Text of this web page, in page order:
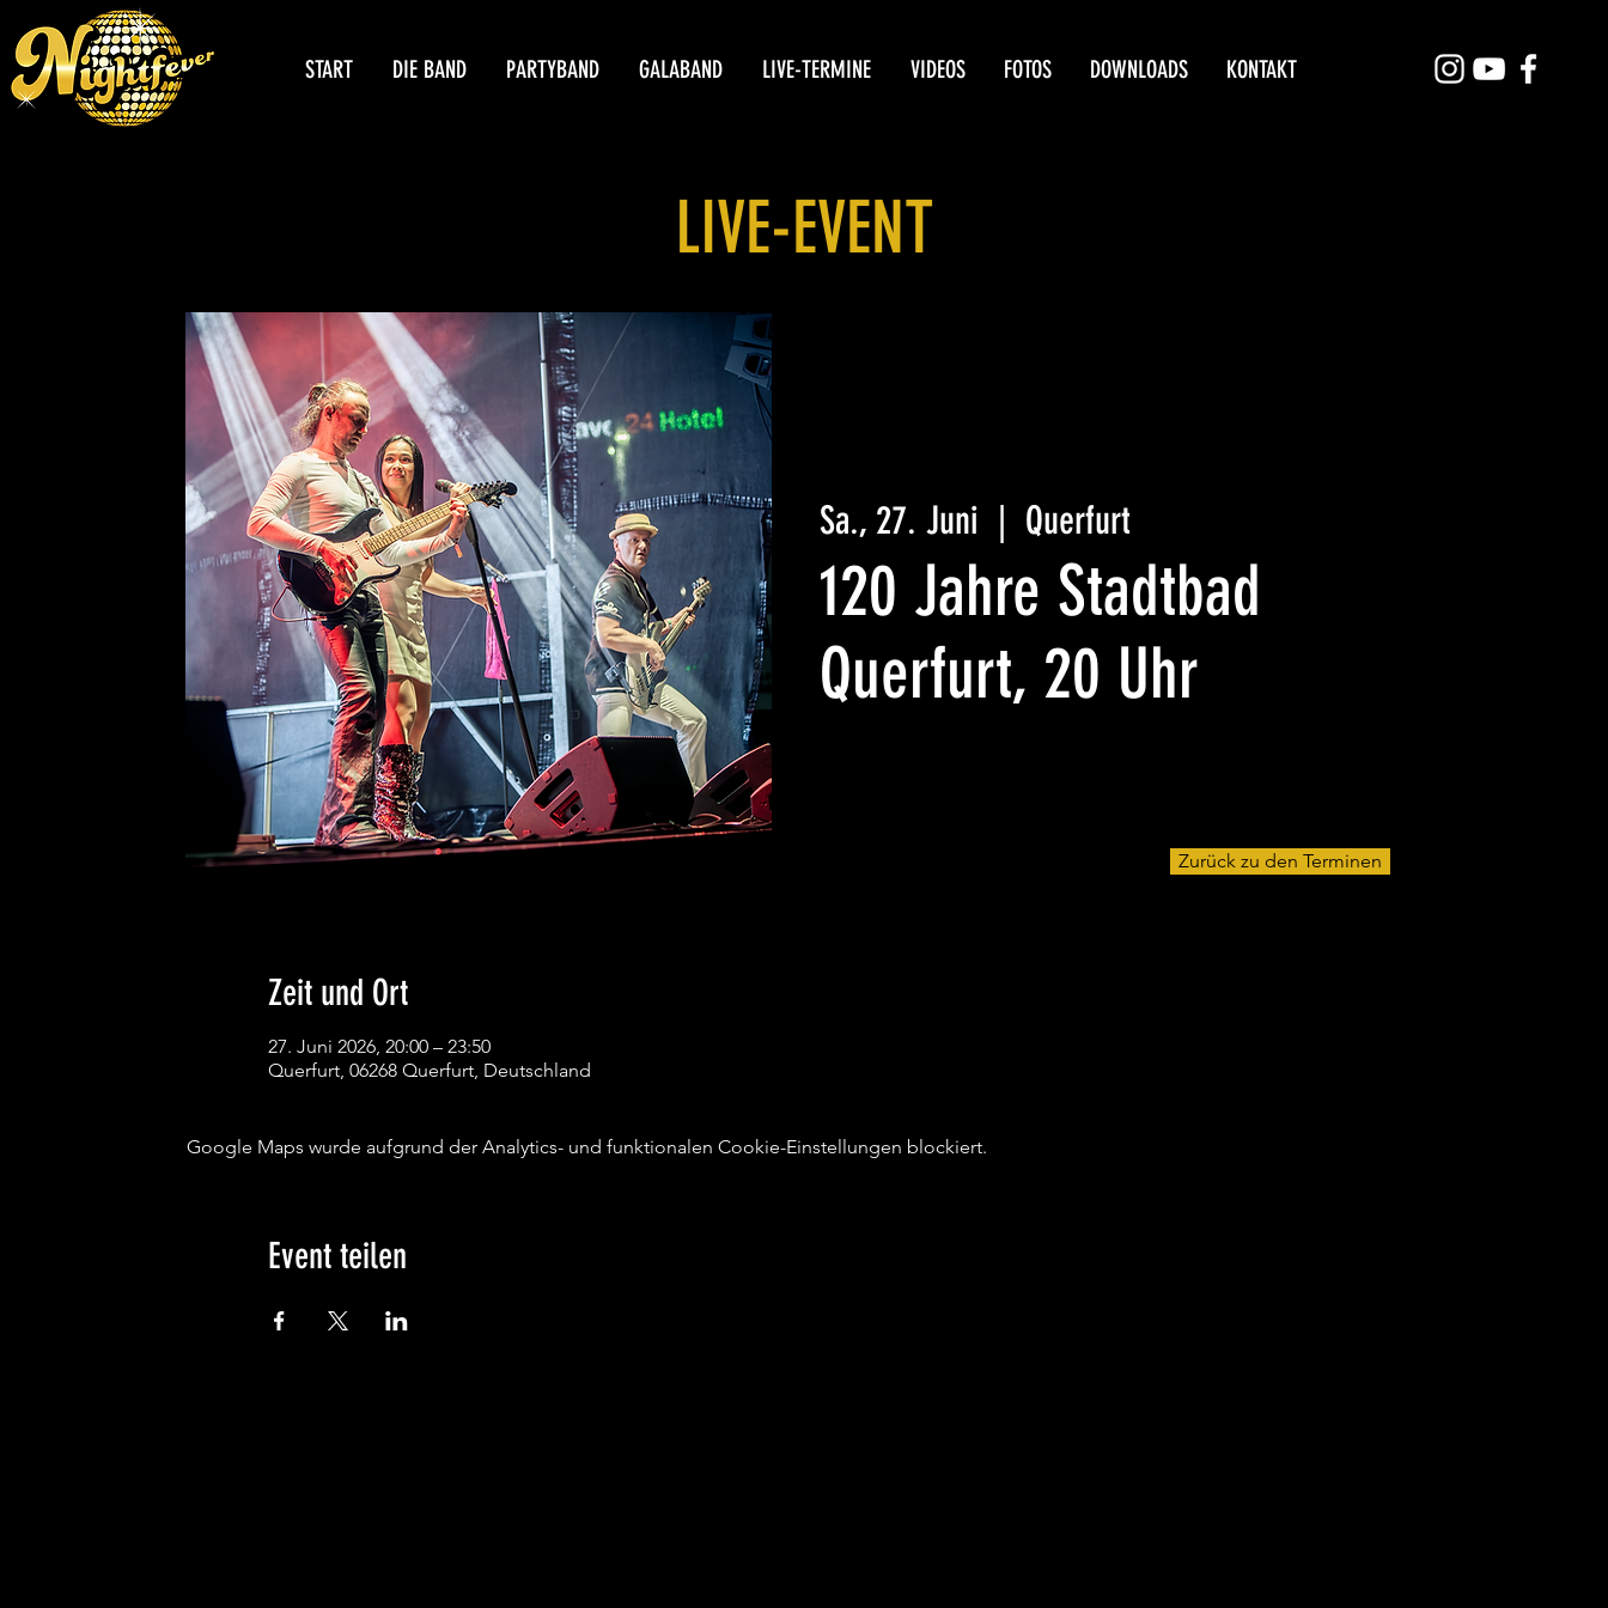
START DIE BAND PARTYBAND GALABAND LIVE-TERMINE VIDEOS FOTOS DOWNLOADS KONTAKT
LIVE-EVENT
Sa., 27. Juni
  |
Querfurt
120 Jahre Stadtbad
Querfurt, 20 Uhr
Zeit und Ort
27. Juni 2026, 20:00 – 23:50
Querfurt, 06268 Querfurt, Deutschland
Google Maps wurde aufgrund der Analytics- und funktionalen Cookie-Einstellungen blockiert.
Event teilen
Zurück zu den Terminen